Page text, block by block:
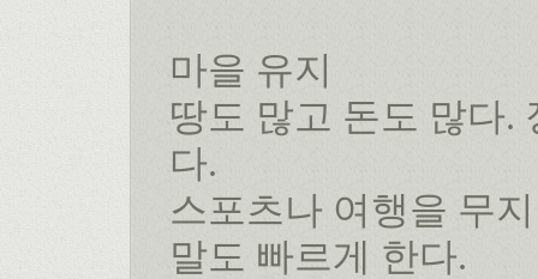
마을 유지
땅도 많고 돈도 많다.
다.
스포츠나 여행을 무
말도 빠르게 한다.